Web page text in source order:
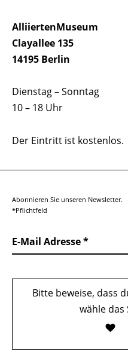
AlliiertenMuseum
Clayallee 135
14195 Berlin
Dienstag – Sonntag
10 – 18 Uhr
Der Eintritt ist kostenlos.
Abonnieren Sie unseren Newsletter.
*Pflichtfeld
E-Mail Adresse
Bitte beweise, dass
wähle das